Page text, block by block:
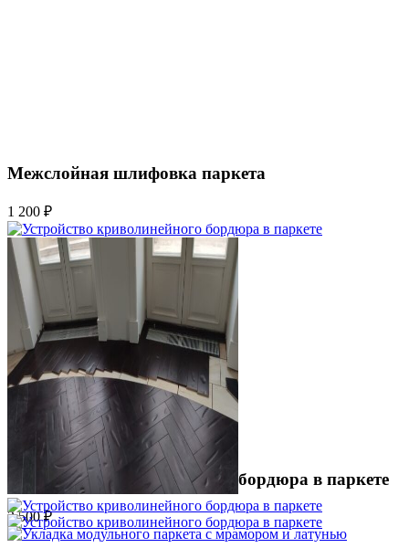
Межслойная шлифовка паркета
1 200 ₽
Устройство криволинейного бордюра в паркете
2 500 ₽